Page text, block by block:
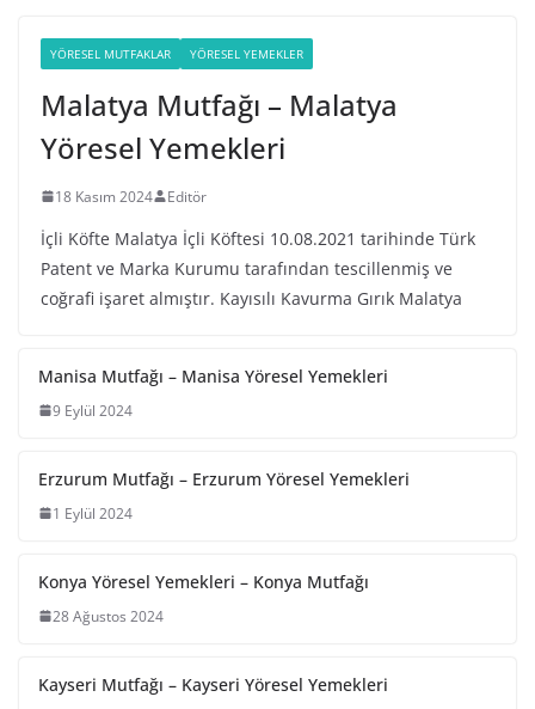
YÖRESEL MUTFAKLAR YÖRESEL YEMEKLER
Malatya Mutfağı – Malatya
Yöresel Yemekleri
18 Kasım 2024 Editör
İçli Köfte Malatya İçli Köftesi 10.08.2021 tarihinde Türk
Patent ve Marka Kurumu tarafından tescillenmiş ve
coğrafi işaret almıştır. Kayısılı Kavurma Gırık Malatya
Manisa Mutfağı – Manisa Yöresel Yemekleri
9 Eylül 2024
Erzurum Mutfağı – Erzurum Yöresel Yemekleri
1 Eylül 2024
Konya Yöresel Yemekleri – Konya Mutfağı
28 Ağustos 2024
Kayseri Mutfağı – Kayseri Yöresel Yemekleri